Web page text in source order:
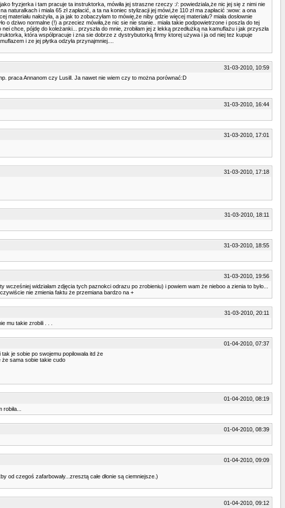
fryzjerka i tam pracuje ta instruktorka, mówiła jej straszne rzeczy :/: powiedziala,że nic jej się z nimi nie
i miala 65 zł zapłacić, a ta na koniec stylizacji jej mówi,że 110 zł ma zapłacić :wow: a ona
nałożyła, a ja jak to zobaczyłam to mówię,że niby gdzie więcej materiału? miała dosłownie
dziwo normalne (!) a przeciez mówiła,że nic sie nie stanie.. miała takie podpowietrzone i poszla do tej
chce, pójdę do koleżanki... przyszła do mnie, zrobiłam jej z lekką przedłużką na kamuflażu i jak przyszła
która wspólpracuje i zna sie dobrze z dystrybutorką firmy ktorej używa i ja od niej tez kupuje
i ze jej płytka odzyła przynajmniej....
31-03-2010, 10:59
praca Annanom czy Lusill. Ja nawet nie wiem czy to można porównać:D
31-03-2010, 16:44
31-03-2010, 17:01
31-03-2010, 17:18
31-03-2010, 18:11
31-03-2010, 18:55
31-03-2010, 19:56
widziałam zdjęcia tych paznokci odrazu po zrobieniu) i powiem wam że nieboo a zienia to było...
nie zmienia faktu że przemiana bardzo na +
31-03-2010, 20:11
mu takie zrobili . . .
01-04-2010, 07:37
je sobie po swojemu popilowała itd że
że sama sobie takie cudo
01-04-2010, 08:19
01-04-2010, 08:39
01-04-2010, 09:09
od czegoś zafarbowały...zresztą całe dłonie są ciemniejsze.)
01-04-2010, 09:12